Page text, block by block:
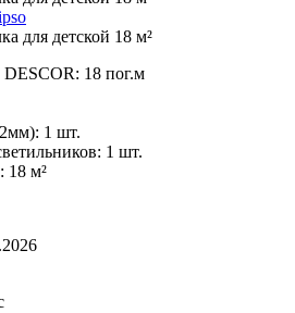
для детской 18 м²
18 пог.м
1 шт.
1 шт.
18 м²